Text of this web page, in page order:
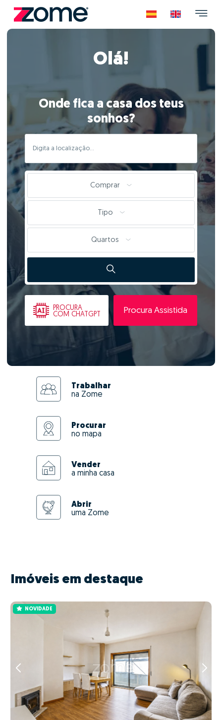
Olá!
Onde fica a casa dos teus
sonhos?
Comprar
Tipo
Quartos
PROCURA
COM CHATGPT
Procura Assistida
Trabalhar
na Zome
Procurar
no mapa
Vender
a minha casa
Abrir
uma Zome
Imóveis em destaque
NOVIDADE